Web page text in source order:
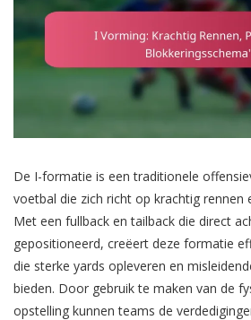
De I-formatie is een traditionele
voetbal die zich richt op krachtig rennen
Met een fullback en tailback die direct
gepositioneerd, creëert deze formatie
die sterke yards opleveren en
bieden. Door gebruik te maken van de
opstelling kunnen teams de